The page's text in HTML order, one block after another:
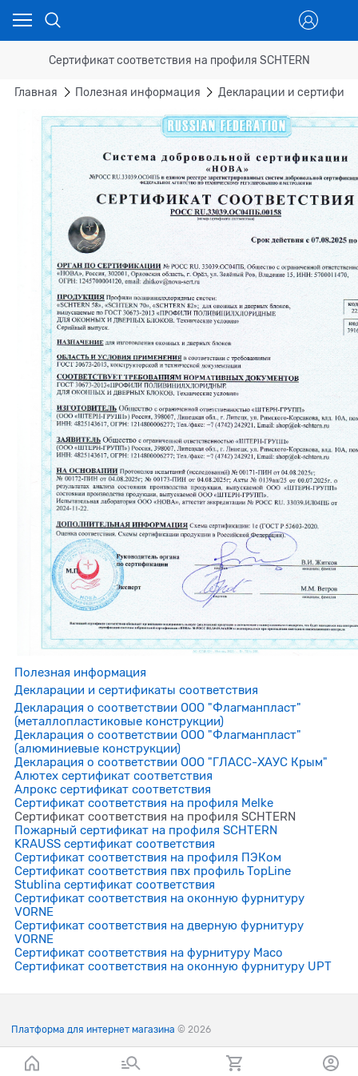
Сертификат соответствия на профиля SCHTERN
Главная Полезная информация Декларации и
Полезная информация
Декларации и сертификаты соответствия
Декларация о соответствии ООО "Флагманпласт"
(металлопластиковые конструкции)
Декларация о соответствии ООО "Флагманпласт"
(алюминиевые конструкции)
Декларация о соответствии ООО "ГЛАСС-ХАУС Крым"
Алютех сертификат соответствия
Алрокс сертификат соответствия
Сертификат соответствия на профиля Melke
Сертификат соответствия на профиля SCHTERN
Пожарный сертификат на профиля SCHTERN
KRAUSS сертификат соответствия
Сертификат соответствия на профиля ПЭКом
Сертификат соответствия пвх профиль TopLine
Stublina сертификат соответствия
Сертификат соответствия на оконную фурнитуру
VORNE
Сертификат соответствия на дверную фурнитуру
VORNE
Сертификат соответствия на фурнитуру Maco
Сертификат соответствия на оконную фурнитуру UPT
Платформа для интернет магазина © 2026